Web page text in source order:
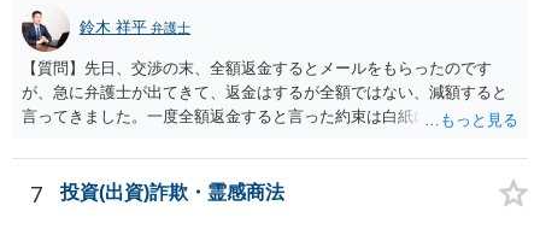
鈴木 祥平 弁護士
【質問】先日、交渉の末、全額返金するとメールをもらったのです
が、急に弁護士が出てきて、返金はするが全額ではない、減額すると
言ってきました。一度全額返金すると言った約束は白紙に戻ってしま
答】弁護士が出てくることによって、当初言っていたことが覆るとい
うことは、よくあることであると思います。最終的な合意が締結され
ていない以上は、交渉の途中で以前提示していた案を撤回をすること
7 投資(出資)詐欺・霊感商法